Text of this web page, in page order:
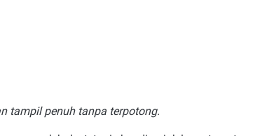
Menonton Pertandingan
tampil penuh tanpa terpotong.